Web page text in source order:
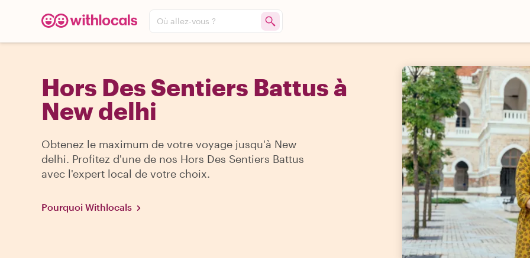
Où allez-vous ?
Hors Des Sentiers Battus à
New delhi
Obtenez le maximum de votre voyage jusqu'à New
delhi. Profitez d'une de nos Hors Des Sentiers Battus
avec l'expert local de votre choix.
Pourquoi Withlocals